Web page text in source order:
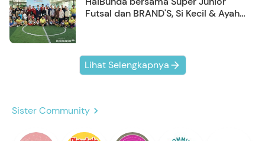
Futsal dan BRAND'S, Si Kecil & Ayah
Lihat Selengkapnya
Sister Community